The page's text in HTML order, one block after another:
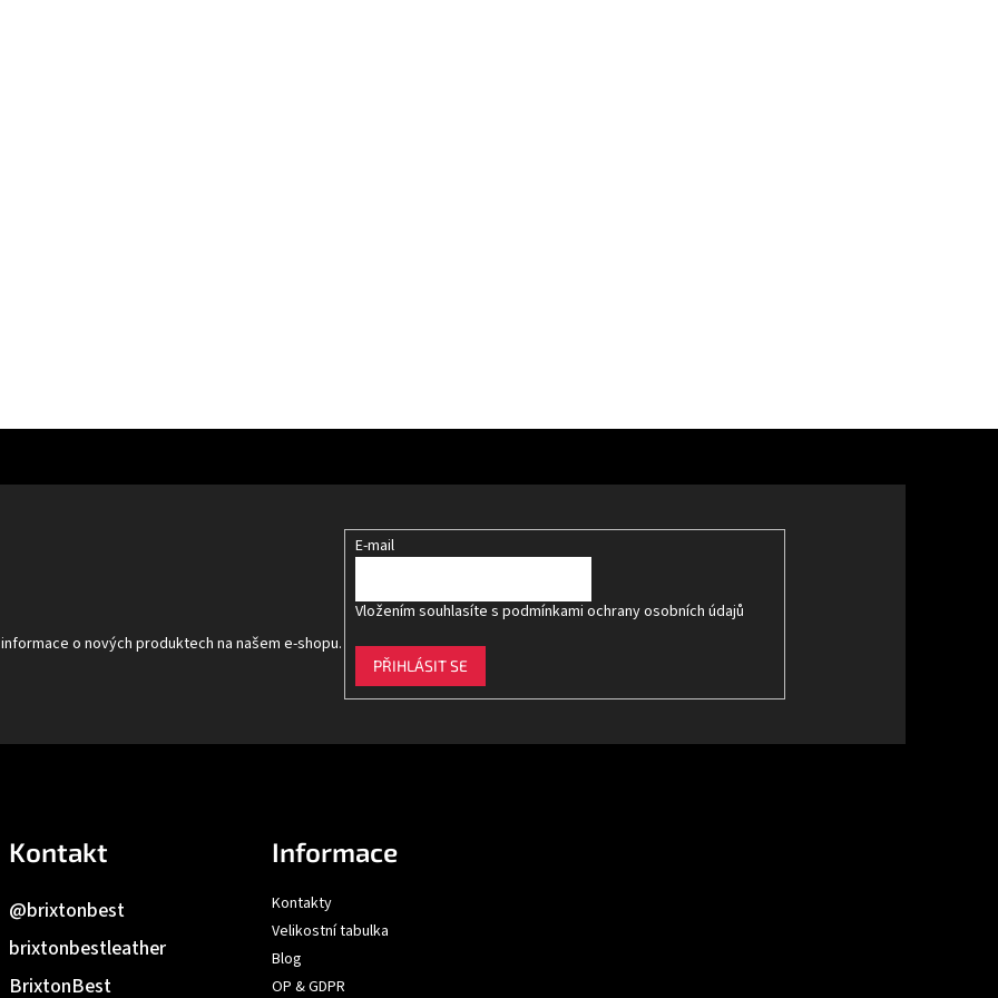
Kontakt
BrixtonBest
brixtonbestleather
@brixtonbest
Informace
Kontakty
Velikostní tabulka
Blog
OP & GDPR
o nových produktech na našem e-shopu.
E-mail
Vložením souhlasíte spodmínkami ochrany osobních údajů
PŘIHLÁSIT SE